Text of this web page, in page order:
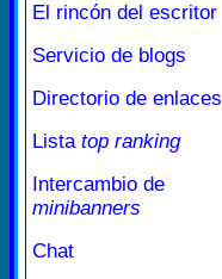
El rincón del escritor
Servicio de blogs
Directorio de enlaces
Lista top ranking
Intercambio de
minibanners
Chat